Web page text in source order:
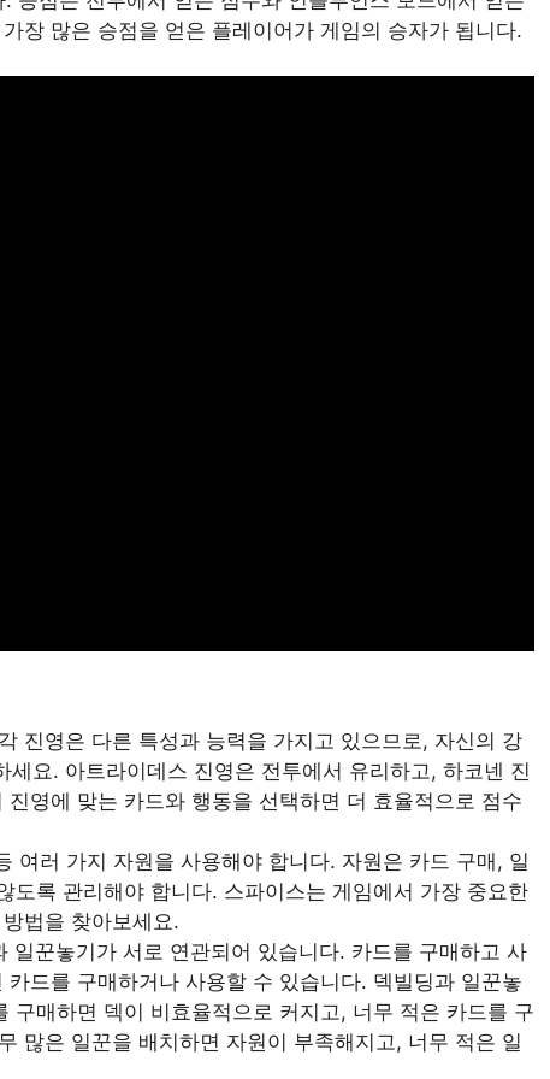
장 많은 승점을 얻은 플레이어가 게임의 승자가 됩니다.
진영은 다른 특성과 능력을 가지고 있으므로, 자신의 강
요. 아트라이데스 진영은 전투에서 유리하고, 하코넨 진
영에 맞는 카드와 행동을 선택하면 더 효율적으로 점수
여러 가지 자원을 사용해야 합니다. 자원은 카드 구매, 일
도록 관리해야 합니다. 스파이스는 게임에서 가장 중요한
법을 찾아보세요.
일꾼놓기가 서로 연관되어 있습니다. 카드를 구매하고 사
드를 구매하거나 사용할 수 있습니다. 덱빌딩과 일꾼놓
구매하면 덱이 비효율적으로 커지고, 너무 적은 카드를 구
많은 일꾼을 배치하면 자원이 부족해지고, 너무 적은 일